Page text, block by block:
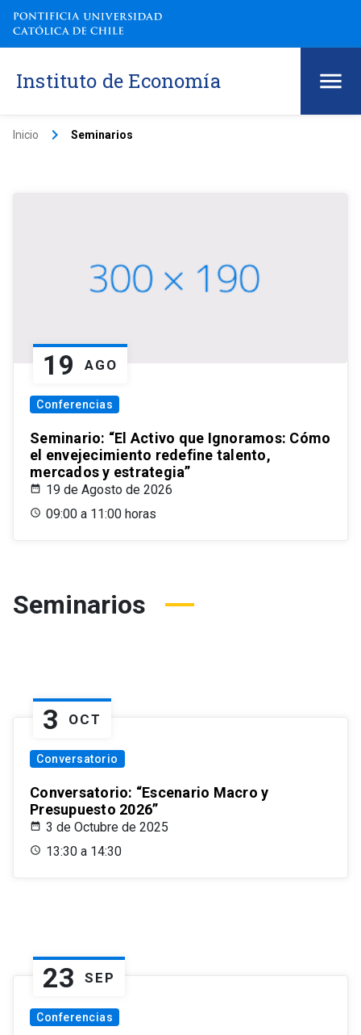
Instituto de Economía
Inicio keyboard_arrow_right Seminarios
19 AGO
Conferencias
Seminario: “El Activo que Ignoramos: Cómo
el envejecimiento redefine talento,
mercados y estrategia”
19 de Agosto de 2026
09:00 a 11:00 horas
Seminarios
3 OCT
Conversatorio
Conversatorio: “Escenario Macro y
Presupuesto 2026”
3 de Octubre de 2025
13:30 a 14:30
23 SEP
Conferencias